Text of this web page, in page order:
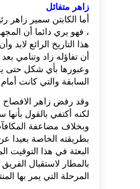
زاهر متفائل
أما الكابتن سمير زاهر
‬،‮ ‬فهو يري دائما أن
هذا التاريخ الرائع
أن تفاؤله زاد وتنامي
وعبورها بأي شكل حتى
السابقة والتي كانت أمام
بالمطار لاستقبال
المرحلة التي يمر بها